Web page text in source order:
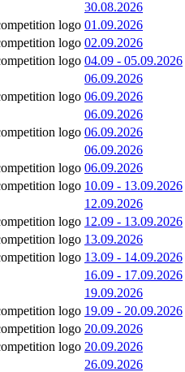
30.08.2026
01.09.2026
02.09.2026
04.09 - 05.09.2026
06.09.2026
06.09.2026
06.09.2026
06.09.2026
06.09.2026
06.09.2026
10.09 - 13.09.2026
12.09.2026
12.09 - 13.09.2026
13.09.2026
13.09 - 14.09.2026
16.09 - 17.09.2026
19.09.2026
19.09 - 20.09.2026
20.09.2026
20.09.2026
26.09.2026